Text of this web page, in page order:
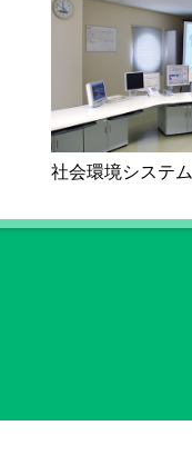
社会環境システム